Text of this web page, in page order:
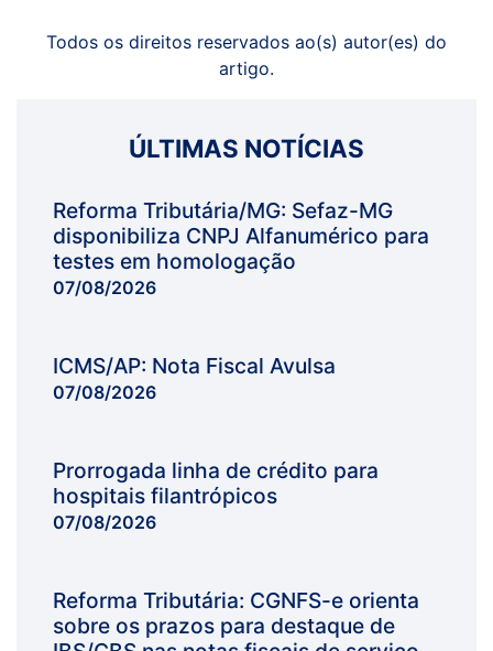
Todos os direitos reservados ao(s) autor(es) do
artigo.
ÚLTIMAS NOTÍCIAS
Reforma Tributária/MG: Sefaz-MG
disponibiliza CNPJ Alfanumérico para
testes em homologação
07/08/2026
ICMS/AP: Nota Fiscal Avulsa
07/08/2026
Prorrogada linha de crédito para
hospitais filantrópicos
07/08/2026
Reforma Tributária: CGNFS-e orienta
sobre os prazos para destaque de